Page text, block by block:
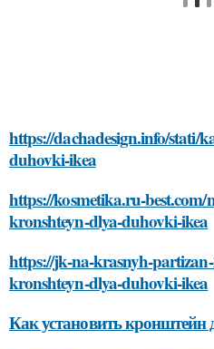
https://dachadesign.info/stati/
duhovki-ikea
https://kosmetika.ru-
kronshteyn-dlya-duhovki-ikea
https://jk-na-krasnyh-
kronshteyn-dlya-duhovki-ikea
Как установить кронштейн